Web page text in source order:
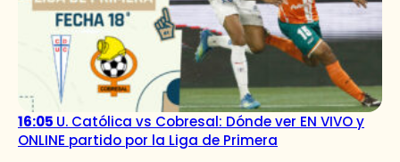
16:05 U. Católica vs Cobresal: Dónde ver EN VIVO y
ONLINE partido por la Liga de Primera